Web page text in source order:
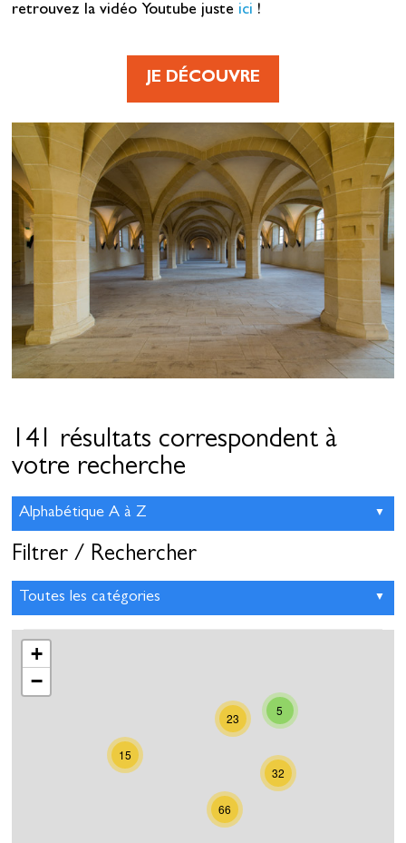
retrouvez la vidéo Youtube juste ici !
JE DÉCOUVRE
141 résultats correspondent à
votre recherche
Filtrer / Rechercher
5
23
32
15
66
+
−